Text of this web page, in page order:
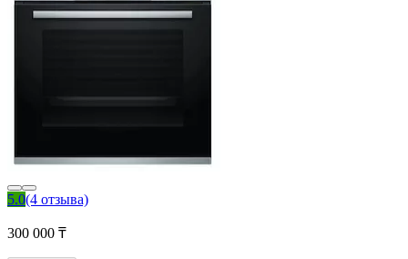
5.0(4 отзыва)
300 000 ₸